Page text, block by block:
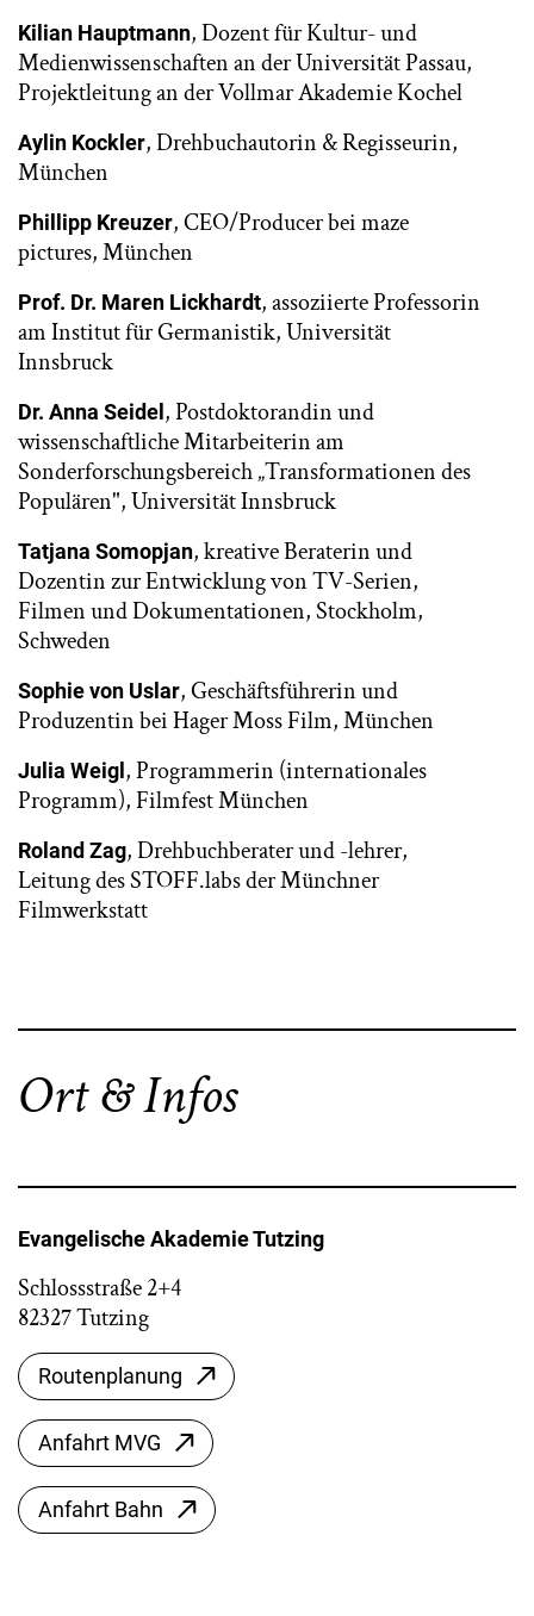
Kilian Hauptmann, Dozent für Kultur- und
Medienwissenschaften an der Universität Passau,
Projektleitung an der Vollmar Akademie Kochel
Aylin Kockler, Drehbuchautorin & Regisseurin,
München
Phillipp Kreuzer, CEO/Producer bei maze
pictures, München
Prof. Dr. Maren Lickhardt, assoziierte Professorin
am Institut für Germanistik, Universität
Innsbruck
Dr. Anna Seidel , Postdoktorandin und
wissenschaftliche Mitarbeiterin am
Sonderforschungsbereich „Transformationen des
Populären", Universität Innsbruck
Tatjana Somopjan, kreative Beraterin und
Dozentin zur Entwicklung von TV-Serien,
Filmen und Dokumentationen, Stockholm,
Schweden
Sophie von Uslar, Geschäftsführerin und
Produzentin bei Hager Moss Film, München
Julia Weigl , Programmerin (internationales
Programm), Filmfest München
Roland Zag, Drehbuchberater und -lehrer,
Leitung des STOFF.labs der Münchner
Filmwerkstatt
Ort & Infos
Evangelische Akademie Tutzing
Schlossstraße 2+4
82327 Tutzing
Routenplanung
Anfahrt MVG
Anfahrt Bahn